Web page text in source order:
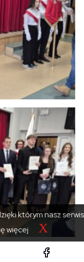
którym nasz serwis
więcej X